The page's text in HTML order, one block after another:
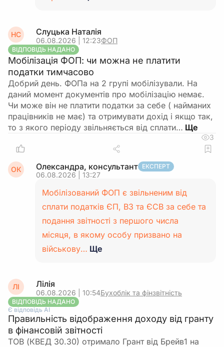
НС Слуцька Наталія
06.08.2026 | 12:23ФОП
ВІДПОВІДЬ НАДАНО
Мобілізація ФОП: чи можна не платити
податки тимчасово
Добрий день. ФОПа на 2 групі мобілізували. На
даний момент документів про мобілізацію немає.
Чи може він не платити податки за себе ( найманих
працівників не має) та отримувати дохід і якщо так,
то з якого періоду звільняється від сплати…
3
ОК Олександра, консультант ЕКСПЕРТ
06.08.2026 | 13:27
Мобілізований ФОП є звільненим від
сплати податків ЄП, ВЗ та ЄСВ за себе та
подання звітності з першого числа
місяця, в якому особу призвано на
військову… Ще
ЛІ Лілія
06.08.2026 | 10:54Бухоблік та фінзвітність
ВІДПОВІДЬ НАДАНО
Є відповідь АІ
Правильність відображення доходу від гранту
в фінансовій звітності
ТОВ (КВЕД 30.30) отримало Грант від Брейв1 на